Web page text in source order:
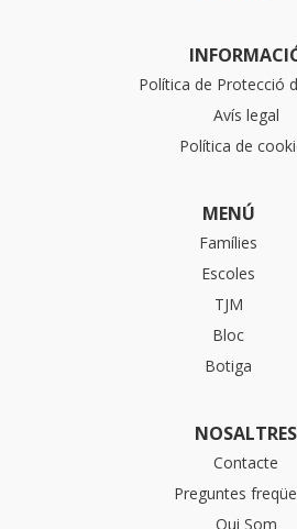
Política de Protecció
Avís legal
Política de
MENÚ
Famílies
Escoles
TJM
Bloc
Botiga
NOSALTRES
Contacte
Preguntes
Qui Som